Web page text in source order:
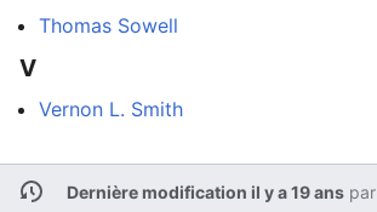
Thomas Sowell
V
Vernon L. Smith
Dernière modification il y a 19 anspar